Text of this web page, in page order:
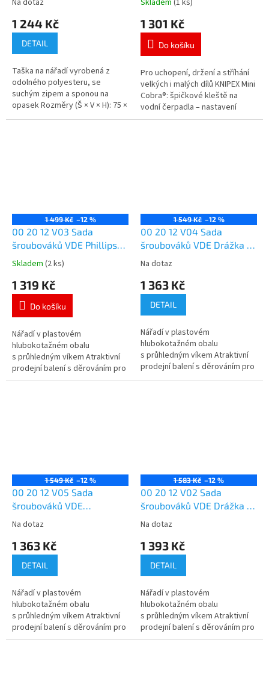
1 244 Kč
DETAIL
Taška na nářadí vyrobená z
odolného polyesteru, se
suchým zipem a sponou na
opasek Rozměry (Š × V × H): 75 ×
180 × 55 mm
Dvoudílný
1 301 Kč
Do košíku
Pro uchopení, držení a stříhání
velkých i malých dílů KNIPEX Mini
Cobra®: špičkové kleště na
vodní čerpadla – nastavení
přímo na uchopeném dílu
1 499 Kč –12 %
00 20 12 V03 Sada
šroubováků VDE Phillips®
/ Pozidriv®
Skladem (2 ks)
1 319 Kč
Do košíku
Nářadí v plastovém
hlubokotažném obalu
s průhledným víkem Atraktivní
prodejní balení s děrováním pro
samoobslužný prodej Rozměry
1 549 Kč –12 %
00 20 12 V04 Sada
šroubováků VDE Drážka /
Phillips® / Pozidriv®
Na dotaz
1 363 Kč
DETAIL
Nářadí v plastovém
hlubokotažném obalu
s průhledným víkem Atraktivní
prodejní balení s děrováním pro
samoobslužný prodej Rozměry
1 549 Kč –12 %
00 20 12 V05 Sada
šroubováků VDE
PlusMinus / drážka
Na dotaz
1 363 Kč
DETAIL
Nářadí v plastovém
hlubokotažném obalu
s průhledným víkem Atraktivní
prodejní balení s děrováním pro
samoobslužný prodej Rozměry
1 583 Kč –12 %
00 20 12 V02 Sada
šroubováků VDE Drážka /
Phillips®
Na dotaz
1 393 Kč
DETAIL
Nářadí v plastovém
hlubokotažném obalu
s průhledným víkem Atraktivní
prodejní balení s děrováním pro
samoobslužný prodej Rozměry